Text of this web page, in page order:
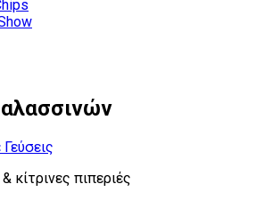
κίτρινες πιπεριές